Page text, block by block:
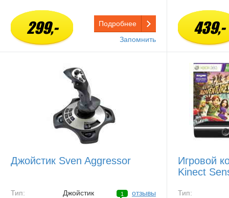
299,-
Подробнее
Запомнить
439,-
Джойстик Sven Aggressor
Тип:
Джойстик
1 отзывы
Игровой
Kinect
Тип: